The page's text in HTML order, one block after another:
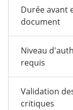
Durée avant
document
Niveau
requis
Validation
critiques